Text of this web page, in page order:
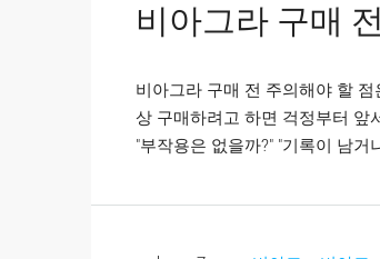
비아그라 구매
비아그라 구매 전 주의해야 할
상 구매하려고 하면 걱정부터 앞
"부작용은 없을까?" "기록이 남